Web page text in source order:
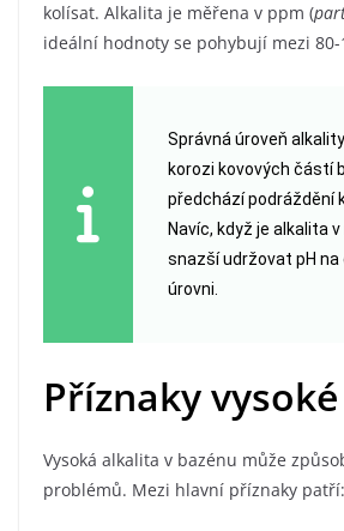
kolísat. Alkalita je měřena v ppm (
ideální hodnoty se pohybují mezi
Správná úroveň
korozi kovových částí
předchází podráždění
Navíc, když je alkalita
snazší udržovat pH
úrovni.
Příznaky
Vysoká alkalita v bazénu může
problémů. Mezi hlavní příznaky patří: